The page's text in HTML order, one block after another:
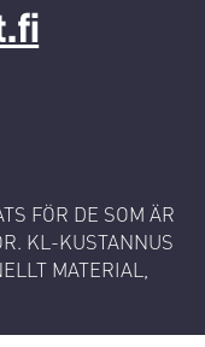
FÖR DE SOM ÄR
KL-KUSTANNUS
MATERIAL,